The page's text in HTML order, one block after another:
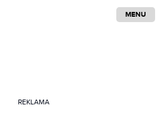
MENU
REKLAMA